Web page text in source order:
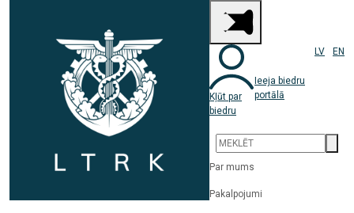
Kļūt par
biedru
Ieeja biedru
portālā
LV EN
Par mums
Pakalpojumi